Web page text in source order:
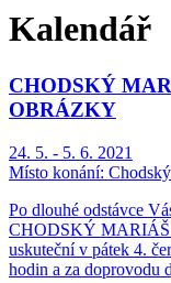
Kalendář
CHODSKÝ
OBRÁZKY
24. 5. - 5. 6. 2021
Místo konání:
Po dlouhé odstávce
CHODSKÝ MARIÁŠ
uskuteční v pátek 4.
hodin a za doprovodu